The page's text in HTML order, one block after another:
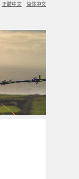
正體中文 简体中文